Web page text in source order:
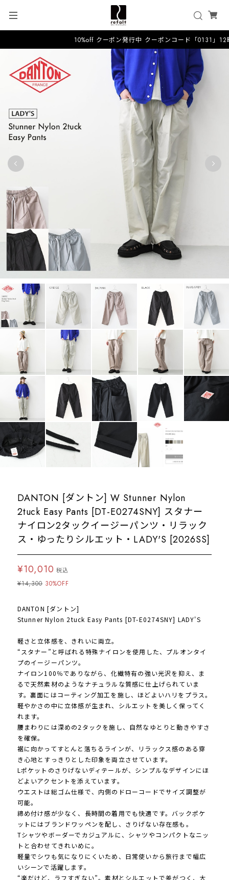
10%off クーポン発行中 クーポンコード「0131」12
DANTON [ダントン] W Stunner Nylon
2tuck Easy Pants [DT-E0274SNY] スタナー
ナイロン2タックイージーパンツ・リラック
ス・ゆったりシルエット・LADY'S [2026SS]
¥10,010 税込
¥14,300 30%OFF
DANTON [ダントン]
Stunner Nylon 2tuck Easy Pants [DT-E0274SNY] LADY'S
軽さと立体感を、きれいに両立。
“スタナー”と呼ばれる特殊ナイロンを使用した、プルオンタイ
プのイージーパンツ。
ナイロン100％でありながら、化繊特有の強い光沢を抑え、ま
るで天然素材のようなナチュラルな質感に仕上げられていま
す。裏面にはコーティング加工を施し、ほどよいハリをプラス。
軽やかさの中に立体感が生まれ、シルエットを美しく保ってく
れます。
腰まわりには深めの2タックを施し、自然なゆとりと動きやすさ
を確保。
裾に向かってすとんと落ちるラインが、リラックス感のある穿
き心地とすっきりとした印象を両立させています。
Lポケットのさりげないディテールが、シンプルなデザインにほ
どよいアクセントを添えています。
ウエストは総ゴム仕様で、内側のドローコードでサイズ調整が
可能。
締め付け感が少なく、長時間の着用でも快適です。バックポケ
ットにはブランドワッペンを配し、さりげない存在感も。
Tシャツやボーダーでカジュアルに、シャツやコンパクトなニッ
トと合わせてきれいめに。
軽量でシワも気になりにくいため、日常使いから旅行まで幅広
いシーンで活躍します。
“楽だけど、ラフすぎない”。素材とシルエットで差がつく、大